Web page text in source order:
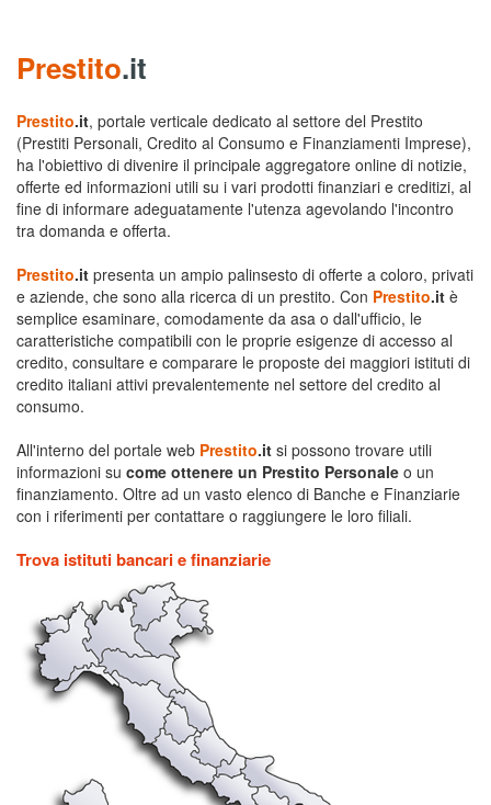
Prestito.it
Prestito.it, portale verticale dedicato al settore del Prestito
(Prestiti Personali, Credito al Consumo e Finanziamenti Imprese),
ha l'obiettivo di divenire il principale aggregatore online di notizie,
offerte ed informazioni utili su i vari prodotti finanziari e creditizi, al
fine di informare adeguatamente l'utenza agevolando l'incontro
tra domanda e offerta.
Prestito.it presenta un ampio palinsesto di offerte a coloro, privati
e aziende, che sono alla ricerca di un prestito. Con Prestito.it è
semplice esaminare, comodamente da asa o dall'ufficio, le
caratteristiche compatibili con le proprie esigenze di accesso al
credito, consultare e comparare le proposte dei maggiori istituti di
credito italiani attivi prevalentemente nel settore del credito al
consumo.
All'interno del portale web Prestito.it si possono trovare utili
informazioni su come ottenere un Prestito Personale o un
finanziamento. Oltre ad un vasto elenco di Banche e Finanziarie
con i riferimenti per contattare o raggiungere le loro filiali.
Trova istituti bancari e finanziarie